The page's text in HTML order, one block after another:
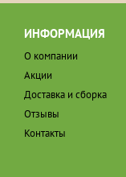
ИНФОРМАЦИЯ
О компании
Акции
Доставка и сборка
Отзывы
Контакты